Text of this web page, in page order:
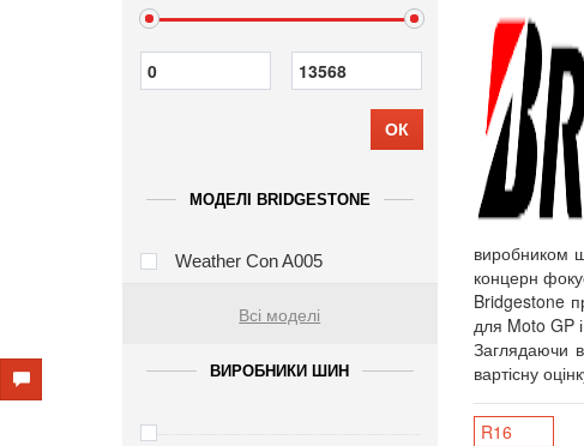
ОК
МОДЕЛІ BRIDGESTONE
Weather Con A005
Всі моделі
ВИРОБНИКИ ШИН
виробником
концерн
Bridgestone
для Moto GP
Заглядаючи
вартісну
R16